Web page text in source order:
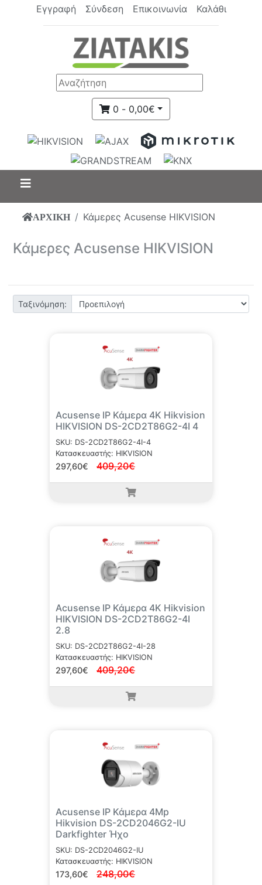
Εγγραφή Σύνδεση Επικοινωνία Καλάθι
0 - 0,00€
ΑΡΧΙΚΗ Κάμερες Acusense HIKVISION
Κάμερες Acusense HIKVISION
Ταξινόμηση:
Acusense IP Κάμερα 4K Hikvision
HIKVISION DS-2CD2T86G2-4I 4
SKU: DS-2CD2T86G2-4I-4
Κατασκευαστής: HIKVISION
297,60€ 409,20€
Acusense IP Κάμερα 4K Hikvision
HIKVISION DS-2CD2T86G2-4I
2.8
SKU: DS-2CD2T86G2-4I-28
Κατασκευαστής: HIKVISION
297,60€ 409,20€
Acusense IP Κάμερα 4Mp
Hikvision DS-2CD2046G2-IU
Darkfighter Ήχο
SKU: DS-2CD2046G2-IU
Κατασκευαστής: HIKVISION
173,60€ 248,00€